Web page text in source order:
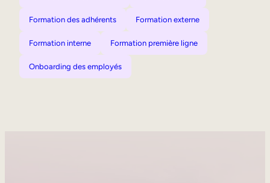
Formation des adhérents Formation externe
Formation interne Formation première ligne
Onboarding des employés